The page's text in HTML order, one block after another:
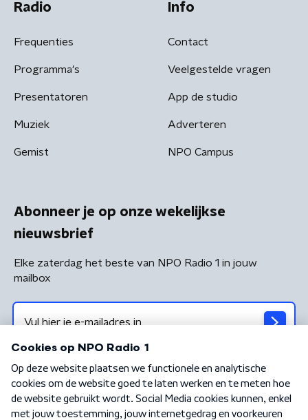
Radio
Frequenties
Programma's
Presentatoren
Muziek
Gemist
Info
Contact
Veelgestelde vragen
App de studio
Adverteren
NPO Campus
Abonneer je op onze wekelijkse
nieuwsbrief
Elke zaterdag het beste van NPO Radio 1 in jouw
mailbox
Algemene voorwaarden Privacybeleid